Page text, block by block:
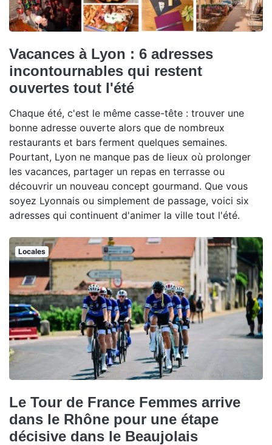
Vacances à Lyon : 6 adresses
incontournables qui restent
ouvertes tout l'été
Chaque été, c'est le même casse-tête : trouver une
bonne adresse ouverte alors que de nombreux
restaurants et bars ferment quelques semaines.
Pourtant, Lyon ne manque pas de lieux où prolonger
les vacances, partager un repas en terrasse ou
découvrir un nouveau concept gourmand. Que vous
soyez Lyonnais ou simplement de passage, voici six
adresses qui continuent d'animer la ville tout l'été.
Locales
Le Tour de France Femmes arrive
dans le Rhône pour une étape
décisive dans le Beaujolais